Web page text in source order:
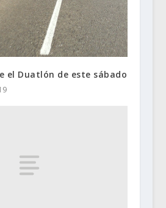
el Duatlón de este sábado